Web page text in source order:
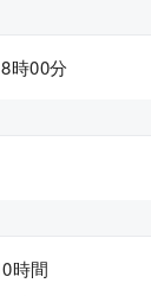
時00分
時間